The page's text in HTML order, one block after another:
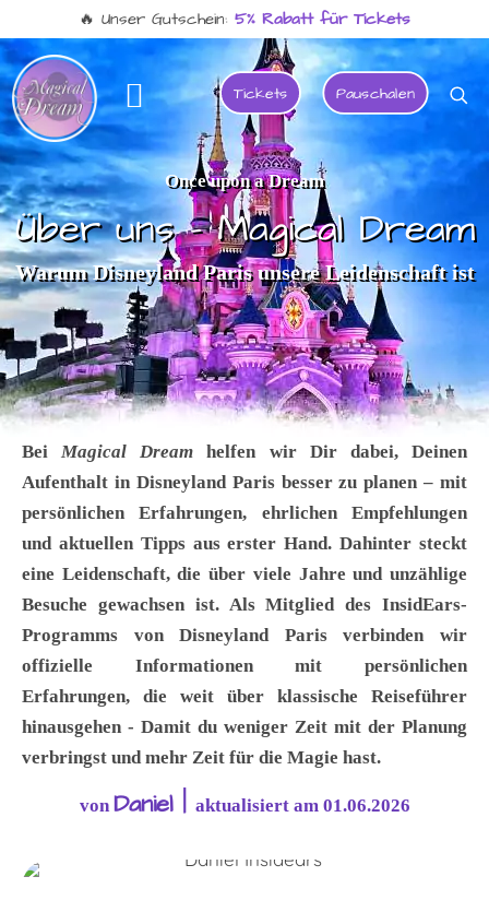
Center Parcs ☀️20% Frühbucher-Deal + Extras
Tickets Pauschalen
Once upon a Dream
Über uns - Magical Dream
Warum Disneyland Paris unsere Leidenschaft ist
BeiMagical Dream helfen wir Dir dabei, Deinen
Aufenthalt in Disneyland Paris besser zu planen – mit
persönlichen Erfahrungen, ehrlichen Empfehlungen
und aktuellen Tipps aus erster Hand. Dahinter steckt
eine Leidenschaft, die über viele Jahre und unzählige
Besuche gewachsen ist. Als Mitglied des InsidEars-
Programms von Disneyland Paris verbinden wir
offizielle Informationen mit persönlichen
Erfahrungen, die weit über klassische Reiseführer
hinausgehen - Damit du weniger Zeit mit der Planung
verbringst und mehr Zeit für die Magie hast.
von Daniel | aktualisiert am 01.06.2026